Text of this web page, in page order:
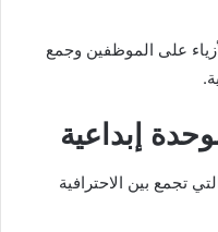
على الموظفين وجمع
إبداعية
تجمع بين الاحترافية